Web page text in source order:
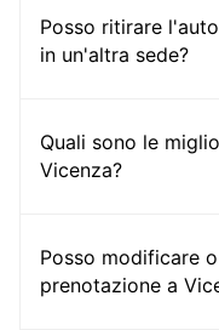
Posso ritirare
in un'altra sede?
Quali sono le
Vicenza?
Posso modificare
prenotazione a